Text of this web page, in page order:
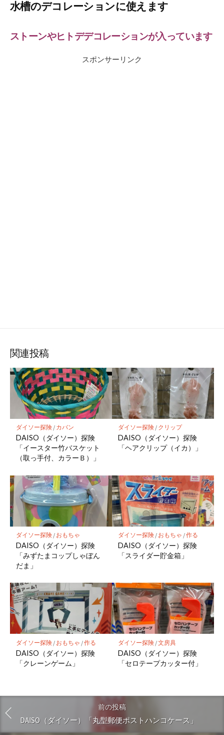
水槽のデコレーションに使えます
ストーンやヒトデデコレーションが入っています
スポンサーリンク
関連投稿
ダイソー探険/ カバン
DAISO（ダイソー）探険
「イースター竹バスケット
（取っ手付、カラーＢ）」
ダイソー探険/ クリップ
DAISO（ダイソー）探険
「ヘアクリップ（イカ）」
ダイソー探険/ おもちゃ
DAISO（ダイソー）探険
「みずたまコップしゃぼん
だま」
ダイソー探険/ おもちゃ /作る
DAISO（ダイソー）探険
「スライダー貯金箱」
ダイソー探険/ おもちゃ /作る
DAISO（ダイソー）探険
「クレーンゲーム」
ダイソー探険/文房具
DAISO（ダイソー）探険
「セロテープカッター付」
前の投稿
DAISO（ダイソー）「丸型郵便ポストハンコケース」